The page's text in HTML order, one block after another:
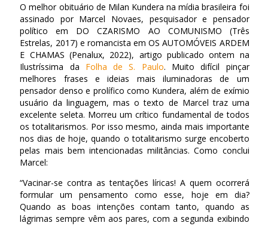
O melhor obituário de Milan Kundera na mídia brasileira foi
assinado por Marcel Novaes, pesquisador e pensador
político em DO CZARISMO AO COMUNISMO (Três
Estrelas, 2017) e romancista em OS AUTOMÓVEIS ARDEM
E CHAMAS (Penalux, 2022), artigo publicado ontem na
Ilustríssima da Folha de S. Paulo. Muito difícil pinçar
melhores frases e ideias mais iluminadoras de um
pensador denso e prolífico como Kundera, além de exímio
usuário da linguagem, mas o texto de Marcel traz uma
excelente seleta. Morreu um crítico fundamental de todos
os totalitarismos. Por isso mesmo, ainda mais importante
nos dias de hoje, quando o totalitarismo surge encoberto
pelas mais bem intencionadas militâncias. Como conclui
Marcel:
“Vacinar-se contra as tentações líricas! A quem ocorrerá
formular um pensamento como esse, hoje em dia?
Quando as boas intenções contam tanto, quando as
lágrimas sempre vêm aos pares, com a segunda exibindo